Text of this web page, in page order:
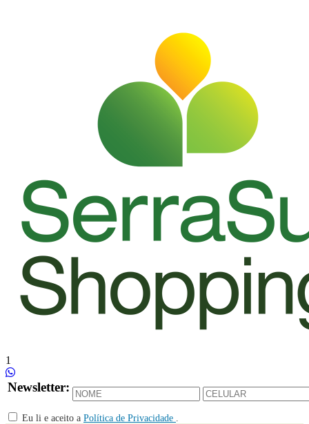
1
Newsletter:
Eu li e aceito a Política de Privacidade